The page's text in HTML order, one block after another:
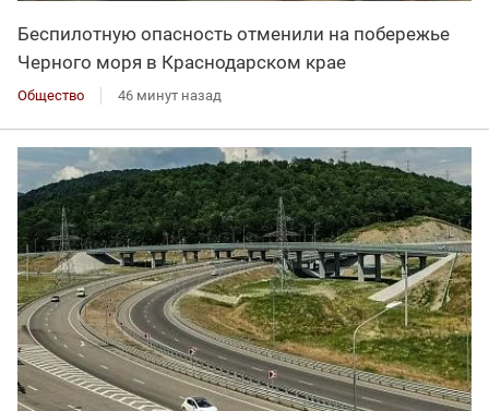
Беспилотную опасность отменили на побережье
Черного моря в Краснодарском крае
Общество 46 минут назад